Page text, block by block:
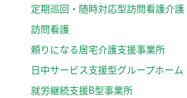
定期巡回・随時対応型訪問看護介護
訪問看護
頼りになる居宅介護支援事業所
日中サービス支援型グループホーム
就労継続支援B型事業所